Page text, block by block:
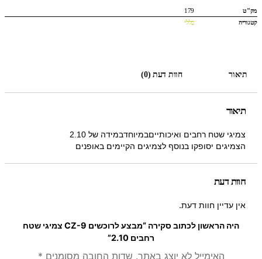
מק"ט
179
קטגוריה
כללי
תיאור חוות דעת (0)
תיאור
צמיגי שטח רחבים ואיכותייםבמיוחדבמידה של 2.10
הצמיגים יסופקו בנוסף לצמיגים הקיימים באופנים
חוות דעת
אין עדיין חוות דעת.
היה הראשון לכתוב סקירה “מבצע לרוכשים CZ-9 צמיגי שטח
רחבים 2.10”
האימייל לא יוצג באתר. שדות החובה מסומנים *